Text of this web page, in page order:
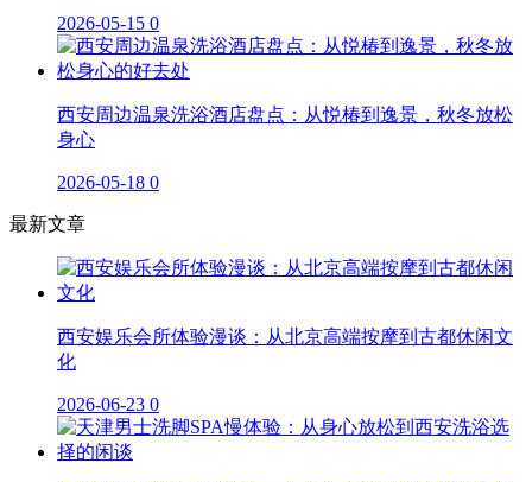
2026-05-15 0
西安周边温泉洗浴酒店盘点：从悦椿到逸景，秋冬放松
身心
2026-05-18 0
最新文章
西安娱乐会所体验漫谈：从北京高端按摩到古都休闲文
化
2026-06-23 0